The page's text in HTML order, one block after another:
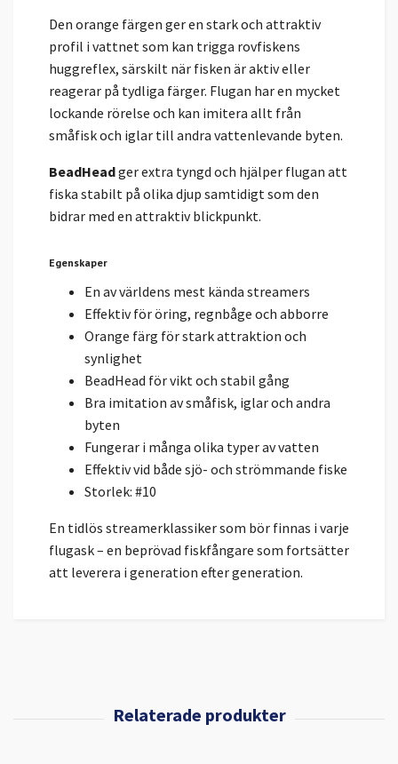
Den orange färgen ger en stark och attraktiv
profil i vattnet som kan trigga rovfiskens
huggreflex, särskilt när fisken är aktiv eller
reagerar på tydliga färger. Flugan har en mycket
lockande rörelse och kan imitera allt från
småfisk och iglar till andra vattenlevande byten.
BeadHeadger extra tyngd och hjälper flugan att
fiska stabilt på olika djup samtidigt som den
bidrar med en attraktiv blickpunkt.
Egenskaper
En av världens mest kända streamers
Effektiv för öring, regnbåge och abborre
Orange färg för stark attraktion och
synlighet
BeadHead för vikt och stabil gång
Bra imitation av småfisk, iglar och andra
byten
Fungerar i många olika typer av vatten
Effektiv vid både sjö- och strömmande fiske
Storlek: #10
En tidlös streamerklassiker som bör finnas i varje
flugask – en beprövad fiskfångare som fortsätter
att leverera i generation efter generation.